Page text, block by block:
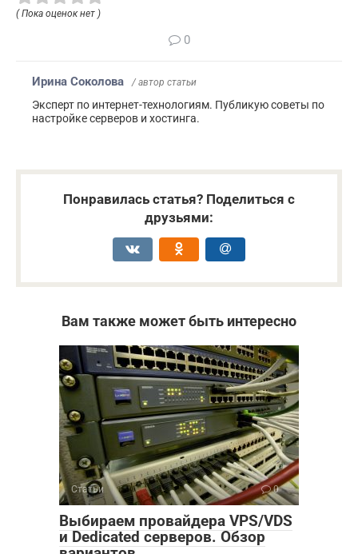
( Пока оценок нет )
0
Ирина Соколова / автор статьи
Эксперт по интернет-технологиям. Публикую советы по
настройке серверов и хостинга.
Понравилась статья? Поделиться с
друзьями:
Вам также может быть интересно
Статьи 0
Выбираем провайдера VPS/VDS
и Dedicated серверов. Обзор